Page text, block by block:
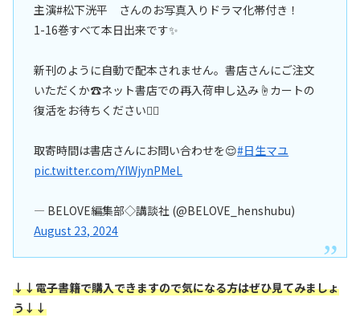
主演#松下洸平 さんのお写真入りドラマ化帯付き！
1-16巻すべて本日出来です✨
新刊のように自動で配本されません。書店さんにご注文
いただくか☎️ネット書店での再入荷申し込み☝️カートの
復活をお待ちください🙇‍♀️
取寄時間は書店さんにお問い合わせを😌#日生マユ
pic.twitter.com/YIWjynPMeL
— BELOVE編集部◇講談社 (@BELOVE_henshubu)
August 23, 2024
↓↓電子書籍で購入できますので気になる方はぜひ見てみましょ
う↓↓